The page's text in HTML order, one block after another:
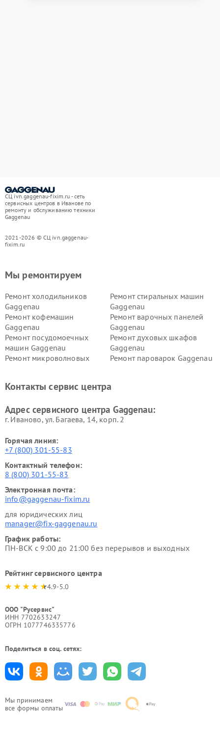
СЦ ivn.gaggenau-fixim.ru - сеть
сервисных центров в Иванове по
ремонту и обслуживанию техники
Gaggenau
2021-2026 © СЦ ivn.gaggenau-
fixim.ru
Мы принимаем
все формы оплаты
Мы ремонтируем
Ремонт холодильников
Gaggenau
Ремонт стиральных машин
Gaggenau
Ремонт кофемашин
Gaggenau
Ремонт варочных панелей
Gaggenau
Ремонт посудомоечных
машин Gaggenau
Ремонт духовых шкафов
Gaggenau
Ремонт микроволновых
Ремонт пароварок Gaggenau
Контакты сервис центра
Адрес сервисного центра Gaggenau:
г. Иваново, ул. Багаева, 14, корп. 2
Горячая линия:
+7 (800) 301-55-83
Контактный телефон:
8 (800) 301-55-83
Электронная почта:
info@gaggenau-fixim.ru
для юридических лиц
manager@fix-gaggenau.ru
График работы:
ПН-ВСК с 9:00 до 21:00 без перерывов и выходных
Рейтинг сервисного центра
4.9-5.0
ООО "Русервис"
ИНН 7702633247
ОГРН 1077746335776
Поделиться в соц. сетях: